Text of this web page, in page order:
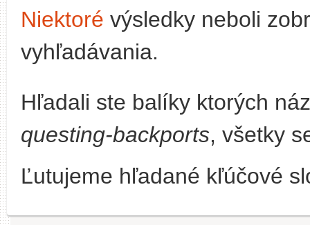
Niektoré výsledky neboli
vyhľadávania.
Hľadali ste balíky ktorých
questing-backports, všetky
Ľutujeme hľadané kľúčové